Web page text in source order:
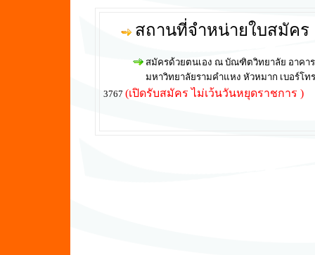
สถานที่จำหน่ายใบสมัคร
สมัครด้วยตนเอง ณ บัณฑิตวิทยาลัย อาคา
มหาวิทยาลัยรามคำแหง หัวหมาก เบอร์โทร
3767 (เปิดรับสมัคร ไม่เว้นวันหยุดราชการ )